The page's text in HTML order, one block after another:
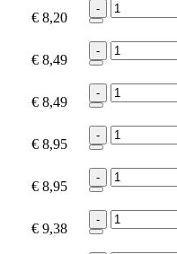
€ 8,20
-
€ 8,49
-
€ 8,49
-
€ 8,95
-
€ 8,95
-
€ 9,38
-